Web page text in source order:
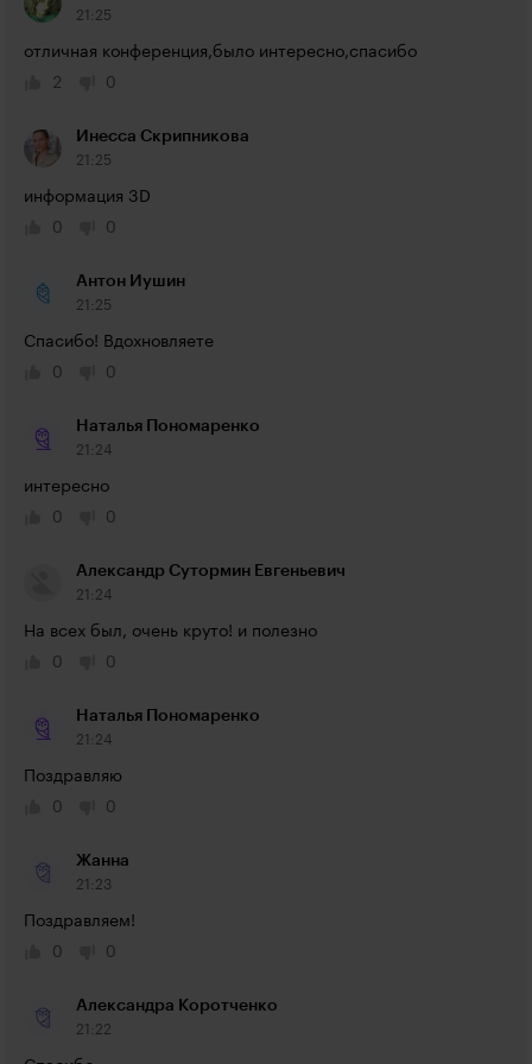
21:25
отличная конференция,было интересно,спасибо
2
0
Инесса Скрипникова
21:25
информация 3D
0
0
Антон Иушин
21:25
Спасибо! Вдохновляете
0
0
Наталья Пономаренко
21:24
интересно
0
0
Александр Сутормин Евгеньевич
21:24
На всех был, очень круто! и полезно
0
0
Наталья Пономаренко
21:24
Поздравляю
0
0
Жанна
21:23
Поздравляем!
0
0
Александра Коротченко
21:22